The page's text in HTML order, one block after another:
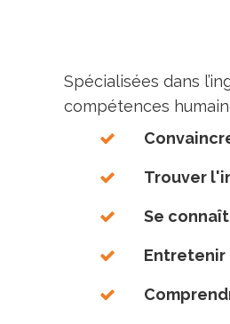
Spécialisées dans
compétences
Trouver
Se
Entretenir